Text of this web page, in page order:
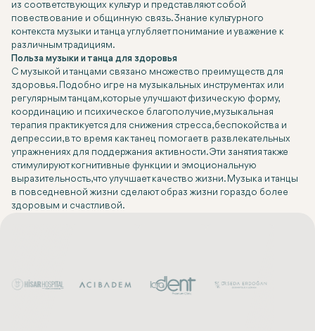
из соответствующих культур и представляют собой
повествование и общинную связь. Знание культурного
контекста музыки и танца углубляет понимание и уважение к
различным традициям.
Польза музыки и танца для здоровья
С музыкой и танцами связано множество преимуществ для
здоровья. Подобно игре на музыкальных инструментах или
регулярным танцам, которые улучшают физическую форму,
координацию и психическое благополучие, музыкальная
терапия практикуется для снижения стресса, беспокойства и
депрессии, в то время как танец помогает в развлекательных
упражнениях для поддержания активности. Эти занятия также
стимулируют когнитивные функции и эмоциональную
выразительность, что улучшает качество жизни. Музыка и танцы
в повседневной жизни сделают образ жизни гораздо более
здоровым и счастливой.